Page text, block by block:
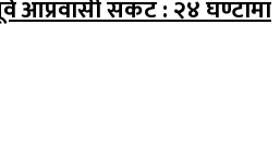
आप्रवासी संकट : २४ घण्टामा